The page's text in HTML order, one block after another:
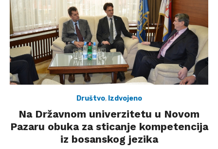
Društvo, Izdvojeno
Na Državnom univerzitetu u Novom
Pazaru obuka za sticanje kompetencija
iz bosanskog jezika